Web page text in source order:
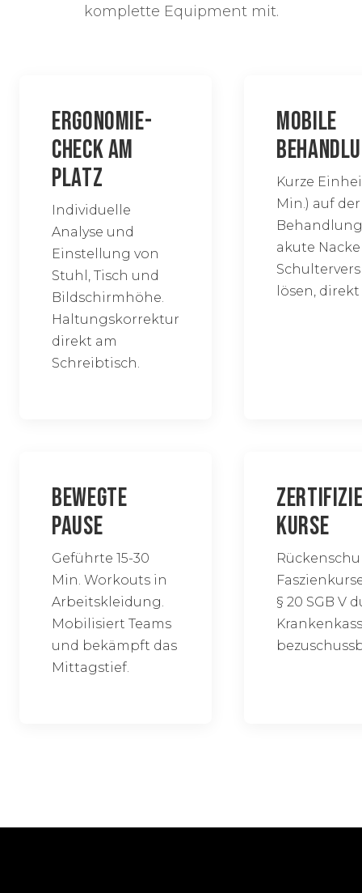
komplette Equipment mit.
ERGONOMIE-
CHECK AM
PLATZ
Individuelle
Analyse und
Einstellung von
Stuhl, Tisch und
Bildschirmhöhe.
Haltungskorrektur
direkt am
Schreibtisch.
MOBILE
Kurze
Min.) auf
akute
lösen,
BEWEGTE
PAUSE
Geführte 15-30
Min. Workouts in
Arbeitskleidung.
Mobilisiert Teams
und bekämpft das
Mittagstief.
KURSE
§ 20 SGB V